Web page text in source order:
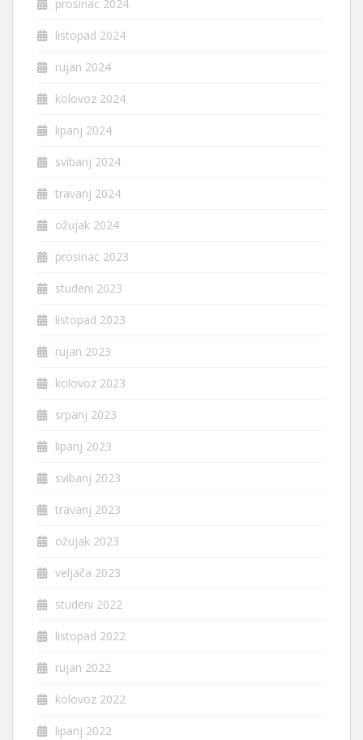
prosinac 2024
listopad 2024
rujan 2024
kolovoz 2024
lipanj 2024
svibanj 2024
travanj 2024
ožujak 2024
prosinac 2023
studeni 2023
listopad 2023
rujan 2023
kolovoz 2023
srpanj 2023
lipanj 2023
svibanj 2023
travanj 2023
ožujak 2023
veljača 2023
studeni 2022
listopad 2022
rujan 2022
kolovoz 2022
lipanj 2022